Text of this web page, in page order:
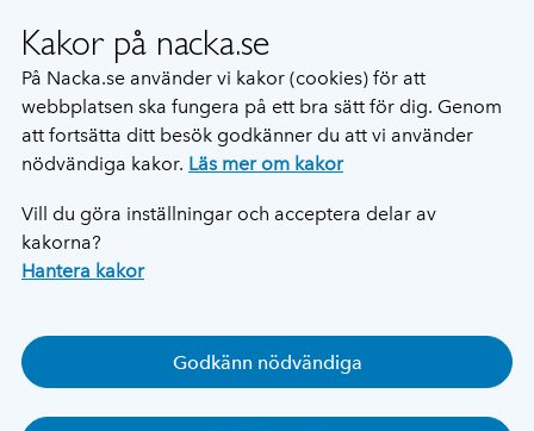
Kakor på nacka.se
På Nacka.se använder vi kakor (cookies) för att
webbplatsen ska fungera på ett bra sätt för dig. Genom
att fortsätta ditt besök godkänner du att vi använder
nödvändiga kakor. Läs mer om kakor
Vill du göra inställningar och acceptera delar av
kakorna?
Hantera kakor
Godkänn nödvändiga